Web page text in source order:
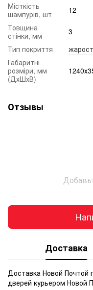
Місткість
шампурів, шт
12
Товщина
стінки, мм
3
Тип покриття
Габаритні
розміри, мм
(ДхШхВ)
Отзывы
Доставка
Доставка Новой Почтой
дверей курьером Новой